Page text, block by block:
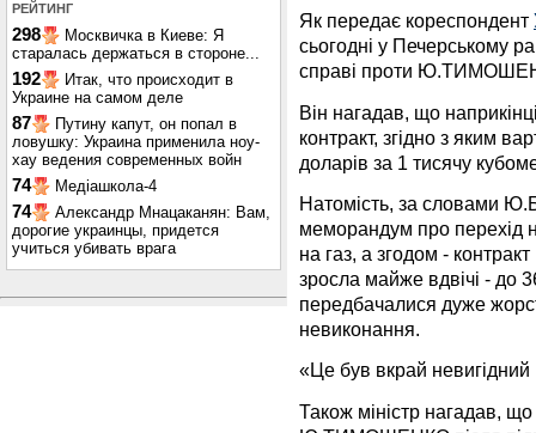
РЕЙТИНГ
298
Москвичка в Киеве: Я
старалась держаться в стороне...
192
Итак, что происходит в
Украине на самом деле
87
Путину капут, он попал в
ловушку: Украина применила ноу-
хау ведения современных войн
74 Медіашкола-4
74
Александр Мнацаканян: Вам,
дорогие украинцы, придется
учиться убивать врага
Як передає кореспондент
сьогодні у Печерському
справі проти
Він нагадав, що
контракт, згідно з яким
доларів за 1 тисячу
Натомість, за словами
меморандум про перехід
на газ, а згодом -
зросла майже вдвічі - до
передбачалися дуже
невиконання.
«Це був вкрай
Також міністр нагадав,